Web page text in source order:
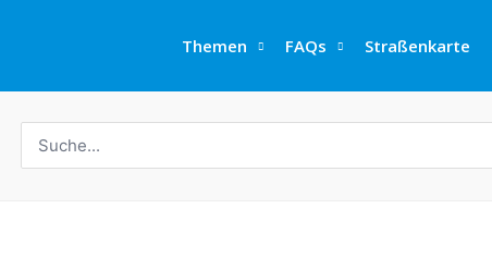
Themen FAQs Straßenkarte
nach: